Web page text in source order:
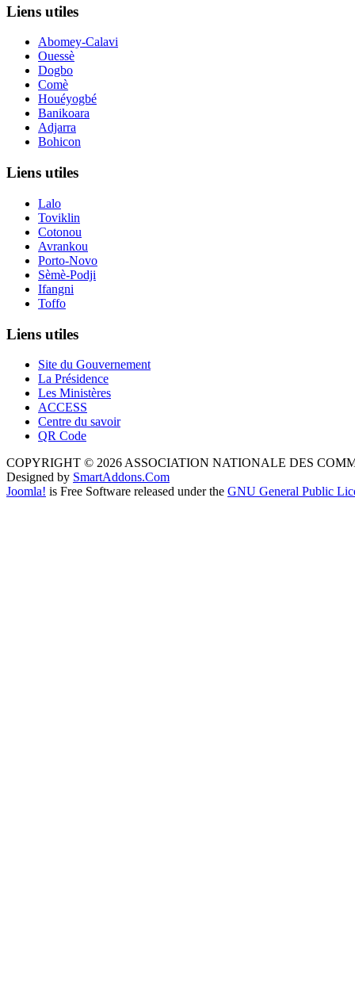
Liens utiles
Abomey-Calavi
Ouessè
Dogbo
Comè
Houéyogbé
Banikoara
Adjarra
Bohicon
Liens utiles
Lalo
Toviklin
Cotonou
Avrankou
Porto-Novo
Sèmè-Podji
Ifangni
Toffo
Liens utiles
Site du Gouvernement
La Présidence
Les Ministères
ACCESS
Centre du savoir
QR Code
COPYRIGHT © 2026 ASSOCIATION NATIONALE DES
Designed by SmartAddons.Com
Joomla! is Free Software released under the GNU General Public